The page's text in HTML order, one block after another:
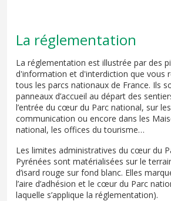
La réglementation
La réglementation est illustrée par des
d'information et d'interdiction que vous
tous les parcs nationaux de France. Ils
panneaux d’accueil au départ des
l’entrée du cœur du Parc national, sur
communication ou encore dans les
national, les offices du tourisme…
Les limites administratives du cœur du
Pyrénées sont matérialisées sur le
d’isard rouge sur fond blanc. Elles
l’aire d’adhésion et le cœur du Parc
laquelle s’applique la réglementation).